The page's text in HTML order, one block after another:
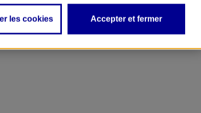
les cookies Accepter et fermer